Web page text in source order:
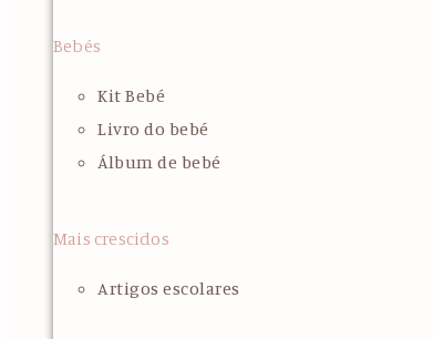
Bebés
Kit Bebé
Livro do bebé
Álbum de bebé
Mais crescidos
Artigos escolares